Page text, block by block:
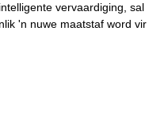
vervaardiging, sal
'n nuwe maatstaf word vir